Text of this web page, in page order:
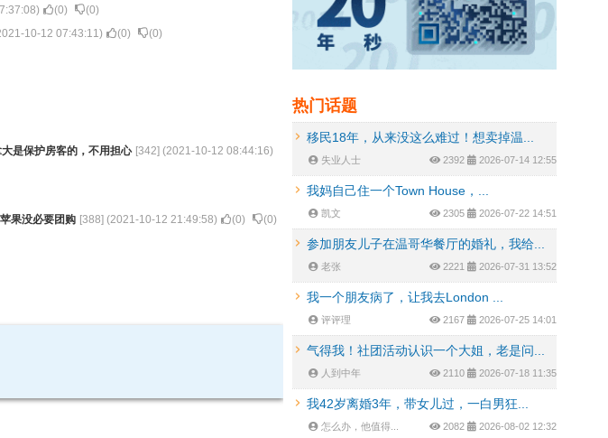
) (0) (0)
10-12 07:43:11) (0) (0)
是保护房客的，不用担心 [342] (2021-10-12 08:44:16)
果没必要团购 [388] (2021-10-12 21:49:58) (0) (0)
热门话题
移民18年，从来没这么难过！想卖掉温...
失业人士 2392 2026-07-14 12:55
我妈自己住一个Town House，...
凯文 2305 2026-07-22 14:51
参加朋友儿子在温哥华餐厅的婚礼，我给...
老张 2221 2026-07-31 13:52
我一个朋友病了，让我去London ...
评评理 2167 2026-07-25 14:01
气得我！社团活动认识一个大姐，老是问...
人到中年 2110 2026-07-18 11:35
我42岁离婚3年，带女儿过，一白男狂...
怎么办，他值得... 2082 2026-08-02 12:32